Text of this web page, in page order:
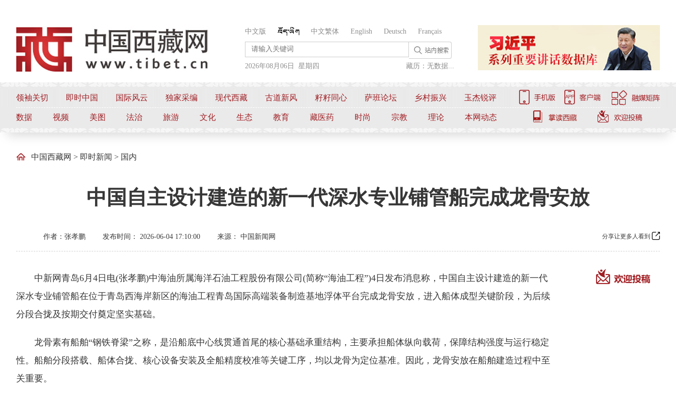
中文版 中文繁体 English Deutsch Français
2026年08月06日 星期四 藏历：无数据...
领袖关切 即时中国 国际风云 独家采编 现代西藏 古道新风 籽籽同心 萨班论坛 乡村振兴 玉杰锐评
数据 视频 美图 法治 旅游 文化 生态 教育 藏医药 时尚 宗教 理论 本网动态
中国西藏网 > 即时新闻 > 国内
中国自主设计建造的新一代深水专业铺管船完成龙骨安放
作者：张孝鹏 发布时间： 2026-06-04 17:10:00 来源： 中国新闻网 分享让更多人看到
中新网青岛6月4日电(张孝鹏)中海油所属海洋石油工程股份有限公司(简称“海油工程”)4日发布消息称，中国自主设计建造的新一代
深水专业铺管船在位于青岛西海岸新区的海油工程青岛国际高端装备制造基地浮体平台完成龙骨安放，进入船体成型关键阶段，为后续
分段合拢及按期交付奠定坚实基础。
龙骨素有船舶“钢铁脊梁”之称，是沿船底中心线贯通首尾的核心基础承重结构，主要承担船体纵向载荷，保障结构强度与运行稳定
性。船舶分段搭载、船体合拢、核心设备安装及全船精度校准等关键工序，均以龙骨为定位基准。因此，龙骨安放在船舶建造过程中至
关重要。